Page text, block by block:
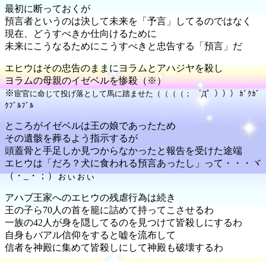
最初に断っておくが
預言者というのは決して未来を「予言」してるのではなく
現在、どうすべきか仕向けるために
未来にこうなるためにこうすべきと忠告する「預言」だ
エヒウはその忠告のままにヨラムとアハジヤを殺し
ヨラムの母親のイゼベルを惨殺（※）
※宦官に命じて投げ落として馬に踏ませた（（（（； ゜Д゜））） ｶﾞｸｶﾞ
ｸﾌﾞﾙﾌﾞﾙ
ところがイゼベルは王の娘であったため
その遺骸を葬るよう指示するが
頭蓋骨と手足しか見つからなかったと報告を受けた途端
エヒウは「だろ？犬に食われる預言あったし」って・・・ヾ
（・_・；）ぉぃぉぃ
アハブ王家へのエヒウの残虐行為は続き
王の子ら70人の首を籠に詰めて持ってこさせるわ
一族の42人が身を隠してるのを見つけて皆殺しにするわ
自身もバアル信仰をすると嘘を流布して
信者を神殿に集めて皆殺しにして神殿も破壊するわ